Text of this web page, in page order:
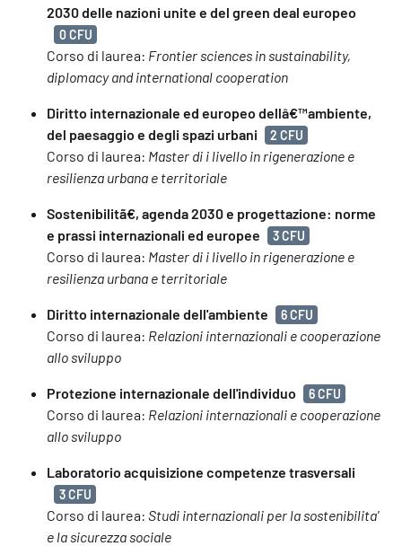
2030 delle nazioni unite e del green deal europeo
0 CFU
Corso di laurea: Frontier sciences in sustainability,
diplomacy and international cooperation
Diritto internazionale ed europeo dellâ€™ambiente,
del paesaggio e degli spazi urbani
2 CFU
Corso di laurea: Master di i livello in rigenerazione e
resilienza urbana e territoriale
Sostenibilitã€, agenda 2030 e progettazione: norme
e prassi internazionali ed europee
3 CFU
Corso di laurea: Master di i livello in rigenerazione e
resilienza urbana e territoriale
Diritto internazionale dell'ambiente 6 CFU
Corso di laurea: Relazioni internazionali e cooperazione
allo sviluppo
Protezione internazionale dell'individuo 6 CFU
Corso di laurea: Relazioni internazionali e cooperazione
allo sviluppo
Laboratorio acquisizione competenze trasversali
3 CFU
Corso di laurea: Studi internazionali per la sostenibilita'
e la sicurezza sociale